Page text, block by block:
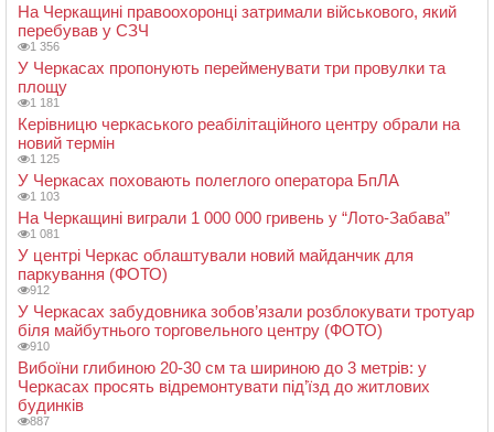
На Черкащині правоохоронці затримали військового, який
перебував у СЗЧ
1 356
У Черкасах пропонують перейменувати три провулки та
площу
1 181
Керівницю черкаського реабілітаційного центру обрали на
новий термін
1 125
У Черкасах поховають полеглого оператора БпЛА
1 103
На Черкащині виграли 1 000 000 гривень у “Лото-Забава”
1 081
У центрі Черкас облаштували новий майданчик для
паркування (ФОТО)
912
У Черкасах забудовника зобов’язали розблокувати тротуар
біля майбутнього торговельного центру (ФОТО)
910
Вибоїни глибиною 20-30 см та шириною до 3 метрів: у
Черкасах просять відремонтувати під’їзд до житлових
будинків
887